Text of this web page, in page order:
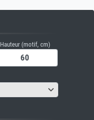
Hauteur (motif, cm)